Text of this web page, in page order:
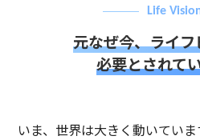
Life
元なぜ今、ライ
必要とされて
いま、世界は大きく動いていま